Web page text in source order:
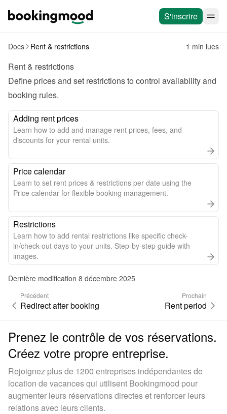
S'inscrire
Docs Rent & restrictions 1 min lues
Rent & restrictions
Define prices and set restrictions to control availability and
booking rules.
Adding rent prices
Learn how to add and manage rent prices, fees, and
discounts for your rental units.
Price calendar
Learn to set rent prices & restrictions per date using the
Price calendar for flexible booking management.
Restrictions
Learn how to add rental restrictions like specific check-
in/check-out days to your units. Step-by-step guide with
images.
Dernière modification 8 décembre 2025
Précédent
Redirect after booking
Prochain
Rent period
Prenez le contrôle de vos réservations.
Créez votre propre entreprise.
Rejoignez plus de 1200 entreprises indépendantes de
location de vacances qui utilisent Bookingmood pour
augmenter leurs réservations directes et renforcer leurs
relations avec leurs clients.